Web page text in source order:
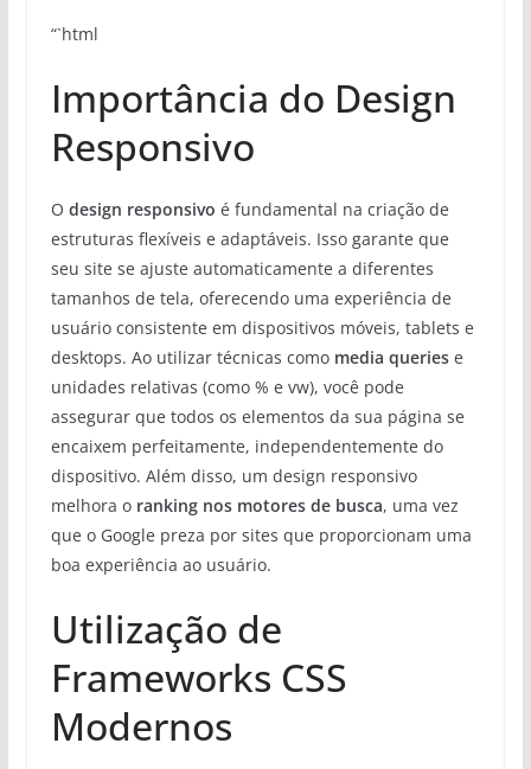
“`html
Importância do Design
Responsivo
O design responsivo é fundamental na criação de
estruturas flexíveis e adaptáveis. Isso garante que
seu site se ajuste automaticamente a diferentes
tamanhos de tela, oferecendo uma experiência de
usuário consistente em dispositivos móveis, tablets e
desktops. Ao utilizar técnicas como media queriese
unidades relativas (como % e vw), você pode
assegurar que todos os elementos da sua página se
encaixem perfeitamente, independentemente do
dispositivo. Além disso, um design responsivo
melhora o ranking nos motores de busca, uma vez
que o Google preza por sites que proporcionam uma
boa experiência ao usuário.
Utilização de
Frameworks CSS
Modernos